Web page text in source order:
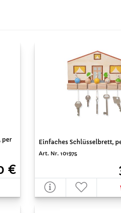
per
€
Einfaches Schlüsselbrett,
Art. Nr. 101975